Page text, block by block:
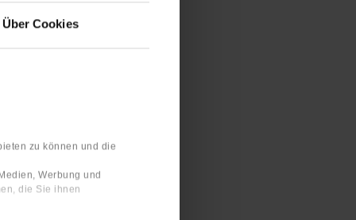
Über Cookies
zu können und die
Werbung und
die Sie ihnen